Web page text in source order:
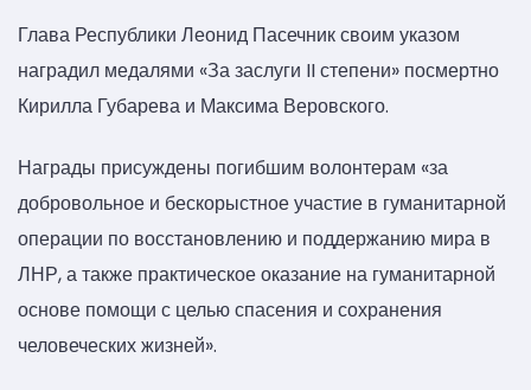
Глава Республики Леонид Пасечник своим указом
наградил медалями «За заслуги II степени» посмертно
Кирилла Губарева и Максима Веровского.
Награды присуждены погибшим волонтерам «за
добровольное и бескорыстное участие в гуманитарной
операции по восстановлению и поддержанию мира в
ЛНР, а также практическое оказание на гуманитарной
основе помощи с целью спасения и сохранения
человеческих жизней».